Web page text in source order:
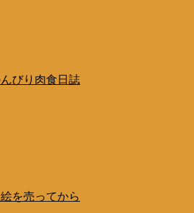
びり肉食日誌
を売ってから